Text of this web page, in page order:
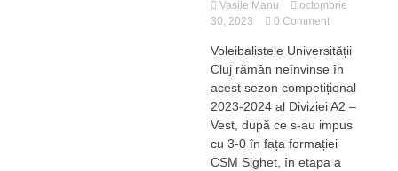
Vasile Manu
octombrie
30, 2023
0 Commenton
etape,
patru
victorii
pentru
lui
„U”
Cluj
Voleibalistele Universității
Cluj rămân neînvinse în
acest sezon competițional
2023-2024 al Diviziei A2 –
Vest, după ce s-au impus
cu 3-0 în fața formației
CSM Sighet, în etapa a